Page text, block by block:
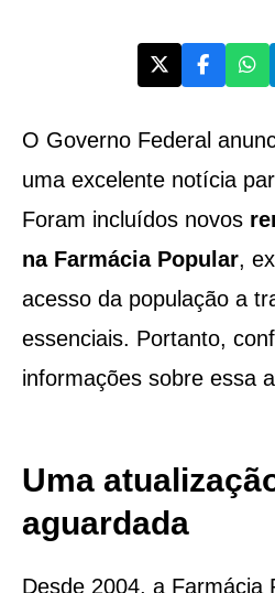
O Governo Federal
uma excelente notícia
Foram incluídos novos
na Farmácia Popular,
acesso da população a
essenciais. Portanto,
informações sobre essa
Uma
aguardada
Desde 2004, a Farmácia